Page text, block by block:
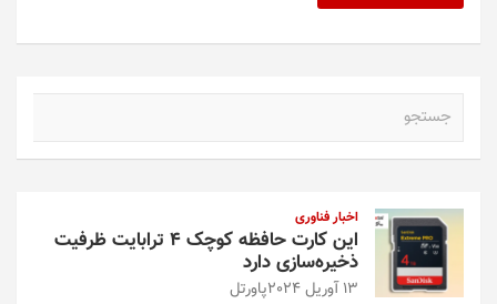
اخبار فناوری
این کارت حافظه کوچک ۴ ترابایت ظرفیت
ذخیره‌سازی دارد
13 آوریل 2024 پاورتل